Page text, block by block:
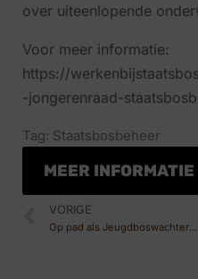
over uiteenlopende
Voor meer informatie:
https://
-jongerenraad-
Tag: Staatsbosbeheer
MEER INFORMATIE
VORIGE